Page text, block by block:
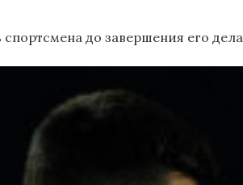
до завершения его дела